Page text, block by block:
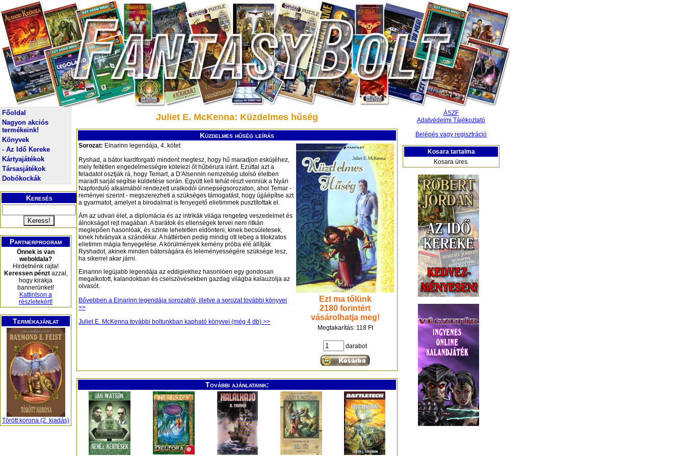
Főoldal
Nagyon akciós
termékeink!
Könyvek
- Az Idő Kereke
Kártyajátékok
Társasjátékok
Dobókockák
Keresés
Partnerprogram
Önnek is van
weboldala?
Hirdetnénk rajta!
Keressen pénztazzal,
hogy kirakja
bannerünket!
Kattintson a
részletekért!
Termékajánlat
Törött korona (2. kiadás)
Juliet E. McKenna: Küzdelmes hűség
Küzdelmes hűség leírás
Ezt ma tőlünk
2180 forintért
vásárolhatja meg!
Megtakarítás: 118 Ft
darabot
Sorozat: Einarinn legendája, 4. kötet
Ryshad, a bátor kardforgató mindent megtesz, hogy hű maradjon esküjéhez,
mely feltétlen engedelmességre kötelezi őt hűbérura iránt. Ezúttal azt a
feladatot osztják rá, hogy Temart, a D'Alsennin nemzetség utolsó életben
maradt sarját segítse küldetése során. Együtt kell tehát részt venniük a Nyári
Napforduló alkalmából rendezett uralkodói ünnepségsorozaton, ahol Temar -
reményei szerint - megszerezheti a szükséges támogatást, hogy újjáépítse azt
a gyarmatot, amelyet a birodalmat is fenyegető elietimmek pusztítottak el.
Ám az udvari élet, a diplomácia és az intrikák világa rengeteg veszedelmet és
álnokságot rejt magában. A barátok és ellenségek tervei nem ritkán
meglepően hasonlóak, és szinte lehetetlen eldönteni, kinek becsületesek,
kinek hitványak a szándékai. A háttérben pedig mindig ott lebeg a titokzatos
elietimm mágia fenyegetése. A körülmények kemény próba elé állítják
Ryshadot, akinek minden bátorságára és leleményességére szüksége lesz,
ha sikerrel akar járni.
Einarinn legújabb legendája az eddigiekhez hasonlóen egy gondosan
megalkotott, kalandokban és cselszövésekben gazdag világba kalauzolja az
olvasót.
Bővebben a Einarinn legendája sorozatról, illetve a sorozat további könyvei
>>
Juliet E. McKenna további boltunkban kapható könyvei (még 4 db) >>
További ajánlataink:
ÁSZF
Adatvédelmi Tájékoztató
Belépés vagy regisztráció
Kosara tartalma
Kosara üres.